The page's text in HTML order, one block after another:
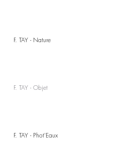
F. TAY - Nature
F. TAY - Objet
F. TAY - Phot'Eaux